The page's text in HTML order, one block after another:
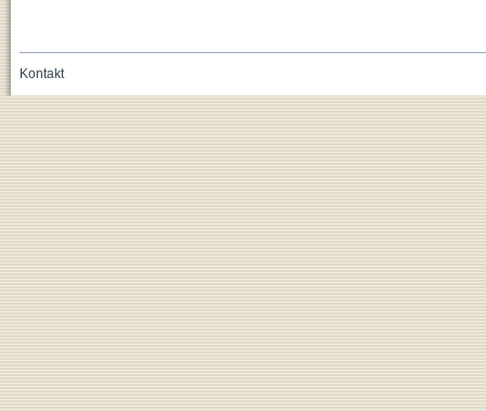
Kontakt